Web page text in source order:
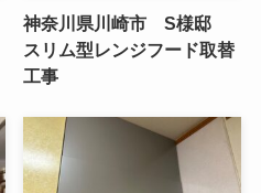
神奈川県川崎市 S様邸
スリム型レンジフード取替
工事